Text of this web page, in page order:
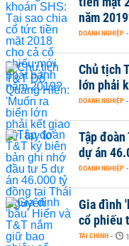
năm
DOANH NGHIỆP -
Chủ tịch
lớn phải
DOANH NGHIỆP -
Tập
dự án
DOANH NGHIỆP -
Gia đình
cổ phiếu
TÀI CHÍNH -